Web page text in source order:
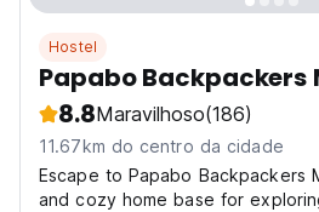
Hostel
Papabo Backpackers
8.8Maravilhoso(186)
11.67km do centro da cidade
Escape to Papabo Backpackers
and cozy home base for